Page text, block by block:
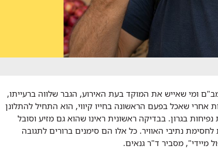
ומי שאייש את המוקד בעת האירוע, הגבר שלווה ברעייתו,
שאכל בפעם הראשונה בחייו קיווי, הוא התחיל להתלונן
בגרון. בבדיקה ראשונית ראינו שהוא גם מזיע וסובל
נתיבי האוויר. כל אלו הם סימנים ברורים לתגובה
מיידי", מסביר ד"ר גנאים.